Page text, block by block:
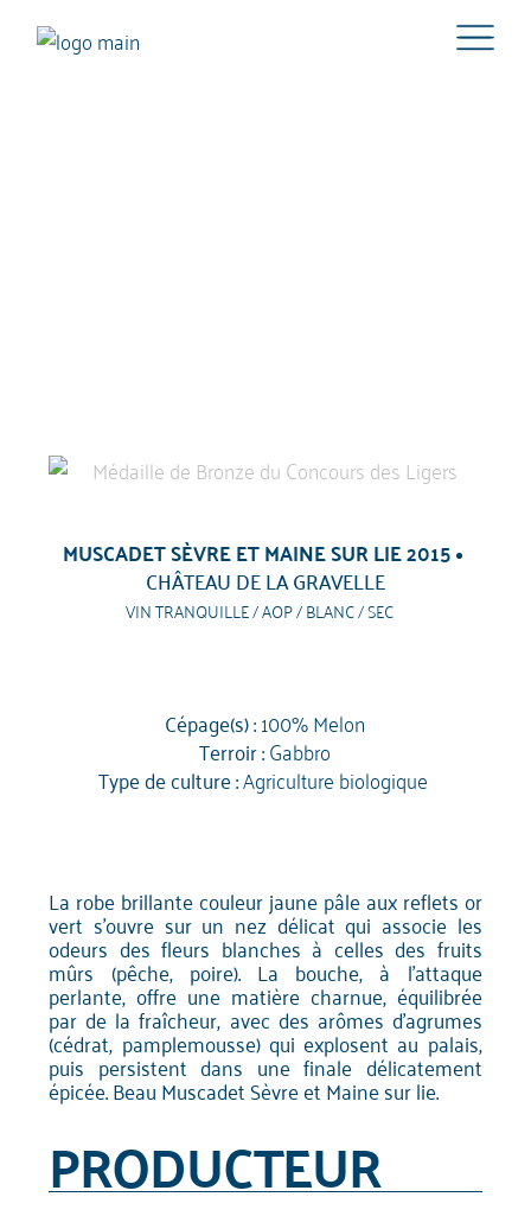
MUSCADET SÈVRE ET MAINE SUR LIE 2015
CHÂTEAU DE LA GRAVELLE
VIN TRANQUILLE / AOP / BLANC / SEC
Cépage(s) :100% Melon
Terroir :Gabbro
Type de culture :Agriculture biologique
La robe brillante couleur jaune pâle aux reflets or
vert s'ouvre sur un nez délicat qui associe les
odeurs des fleurs blanches à celles des fruits
mûrs (pêche, poire). La bouche, à l'attaque
perlante, offre une matière charnue, équilibrée
par de la fraîcheur, avec des arômes d'agrumes
(cédrat, pamplemousse) qui explosent au palais,
puis persistent dans une finale délicatement
épicée. Beau Muscadet Sèvre et Maine sur lie.
PRODUCTEUR